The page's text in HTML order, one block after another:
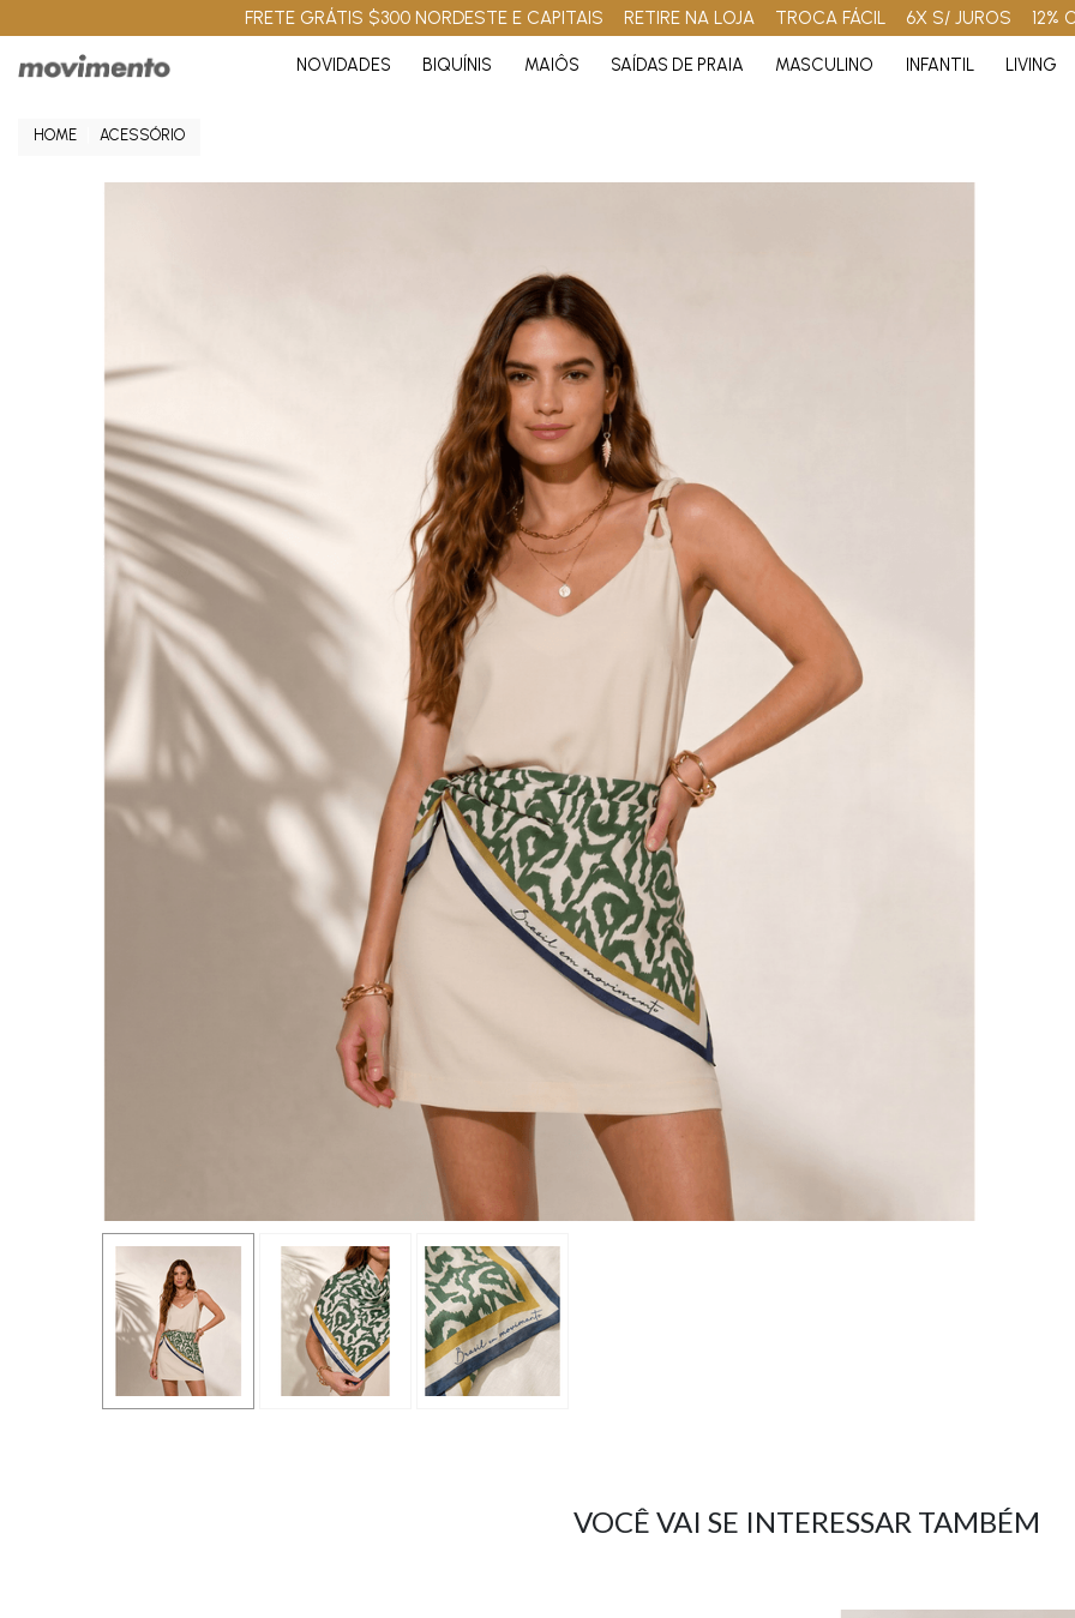
FRETE GRÁTIS $300 NORDESTE E CAPITAIS RETIRE NA LOJA TROCA FÁCIL 6X S/ JUROS 12%
NOVIDADES BIQUÍNIS MAIÔS SAÍDAS DE PRAIA MASCULINO INFANTIL LIVING
ACESSÓRIO
VOCÊ VAI SE INTERESSAR TAMBÉM